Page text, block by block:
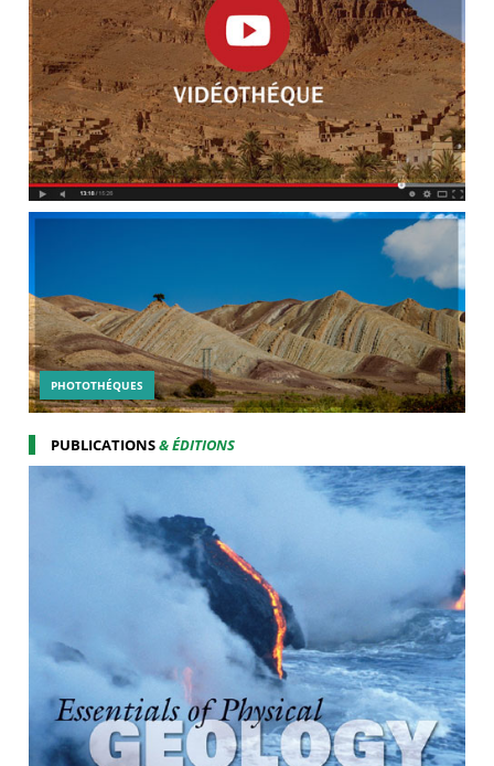
PHOTOTHÉQUES
PUBLICATIONS& ÉDITIONS